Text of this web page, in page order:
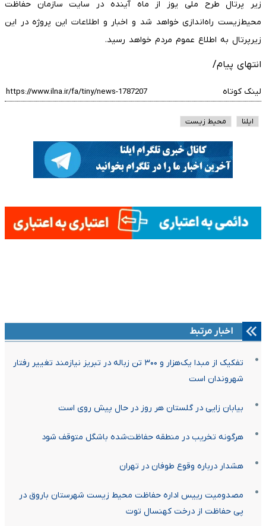
زیر پرتال طرح ملی یوز از ماه آینده در سایت سازمان حفاظت
محیط‌زیست راه‌اندازی خواهد شد و اخبار و اطلاعات این پروژه در این
زیرپرتال به اطلاع عموم مردم خواهد رسید.
انتهای پیام/
لینک کوتاه
ایلنا محیط زیست
اخبار مرتبط
تفکیک از مبدا یک‌هزار و ۳۰۰ تن زباله در تبریز نیازمند تغییر رفتار
شهروندان است
بیابان زایی در گلستان هر روز در حال پیش روی است
هرگونه تخریب در منطقه حفاظت‌شده باشگل متوقف شود
هشدار درباره وقوع طوفان در تهران
مصدومیت رییس اداره حفاظت محیط زیست شهرستان باروق در
پی حفاظت از درخت کهنسال توت